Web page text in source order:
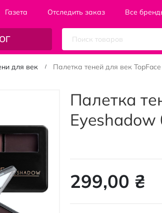
Газета Отследить заказ Все
для век Палетка теней для век
Палетка
Eyeshadow
299,00 ₴